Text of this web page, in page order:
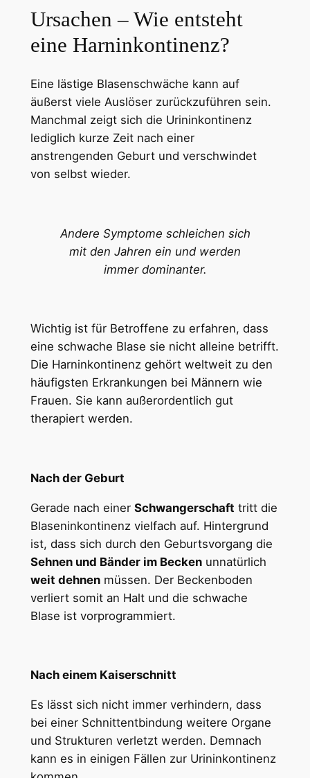
Ursachen – Wie entsteht
eine Harninkontinenz?
Eine lästige Blasenschwäche kann auf
äußerst viele Auslöser zurückzuführen sein.
Manchmal zeigt sich die Urininkontinenz
lediglich kurze Zeit nach einer
anstrengenden Geburt und verschwindet
von selbst wieder.
Andere Symptome schleichen sich
mit den Jahren ein und werden
immer dominanter.
Wichtig ist für Betroffene zu erfahren, dass
eine schwache Blase sie nicht alleine betrifft.
Die Harninkontinenz gehört weltweit zu den
häufigsten Erkrankungen bei Männern wie
Frauen. Sie kann außerordentlich gut
therapiert werden.
Nach der Geburt
Gerade nach einer Schwangerschaft tritt die
Blaseninkontinenz vielfach auf. Hintergrund
ist, dass sich durch den Geburtsvorgang die
Sehnen und Bänder im Beckenunnatürlich
weit dehnenmüssen. Der Beckenboden
verliert somit an Halt und die schwache
Blase ist vorprogrammiert.
Nach einem Kaiserschnitt
Es lässt sich nicht immer verhindern, dass
bei einer Schnittentbindung weitere Organe
und Strukturen verletzt werden. Demnach
kann es in einigen Fällen zur Urininkontinenz